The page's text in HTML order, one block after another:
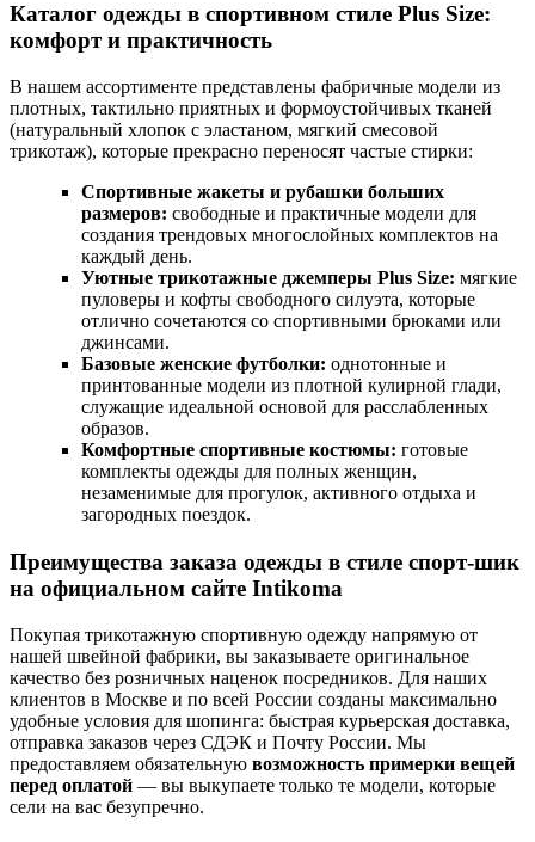
Каталог одежды в спортивном стиле Plus Size:
комфорт и практичность
В нашем ассортименте представлены фабричные модели из
плотных, тактильно приятных и формоустойчивых тканей
(натуральный хлопок с эластаном, мягкий смесовой
трикотаж), которые прекрасно переносят частые стирки:
Спортивные жакеты и рубашки больших
размеров: свободные и практичные модели для
создания трендовых многослойных комплектов на
каждый день.
Уютные трикотажные джемперы Plus Size: мягкие
пуловеры и кофты свободного силуэта, которые
отлично сочетаются со спортивными брюками или
джинсами.
Базовые женские футболки: однотонные и
принтованные модели из плотной кулирной глади,
служащие идеальной основой для расслабленных
образов.
Комфортные спортивные костюмы: готовые
комплекты одежды для полных женщин,
незаменимые для прогулок, активного отдыха и
загородных поездок.
Преимущества заказа одежды в стиле спорт-шик
на официальном сайте Intikoma
Покупая трикотажную спортивную одежду напрямую от
нашей швейной фабрики, вы заказываете оригинальное
качество без розничных наценок посредников. Для наших
клиентов в Москве и по всей России созданы максимально
удобные условия для шопинга: быстрая курьерская доставка,
отправка заказов через СДЭК и Почту России. Мы
предоставляем обязательную возможность примерки вещей
перед оплатой — вы выкупаете только те модели, которые
сели на вас безупречно.